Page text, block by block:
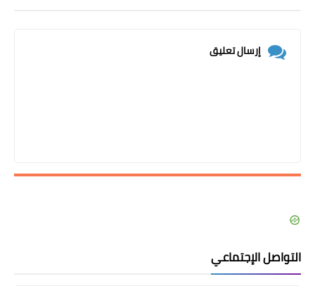
إرسال تعليق
التواصل الإجتماعي